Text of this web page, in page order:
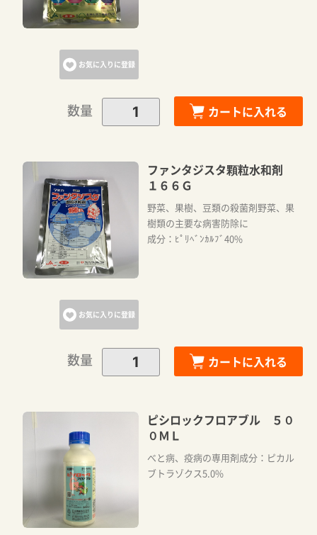
お気に入りに登録
数量 カートに入れる
お気に入りに登録
ファンタジスタ顆粒水和剤
１６６Ｇ
野菜、果樹、豆類の殺菌剤野菜、果
樹類の主要な病害防除に
成分：ﾋﾟﾘﾍﾞﾝｶﾙﾌﾞ40%
数量 カートに入れる
ピシロックフロアブル ５０
０ＭＬ
べと病、疫病の専用剤成分：ピカル
ブトラゾクス5.0%